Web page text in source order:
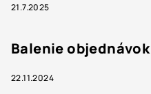
21.7.2025
Balenie objednávok
22.11.2024